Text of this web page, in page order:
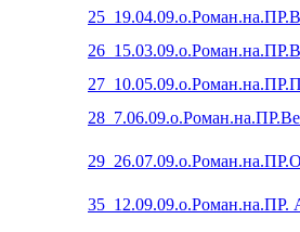
35_12.09.09.о.Роман.на.ПР.